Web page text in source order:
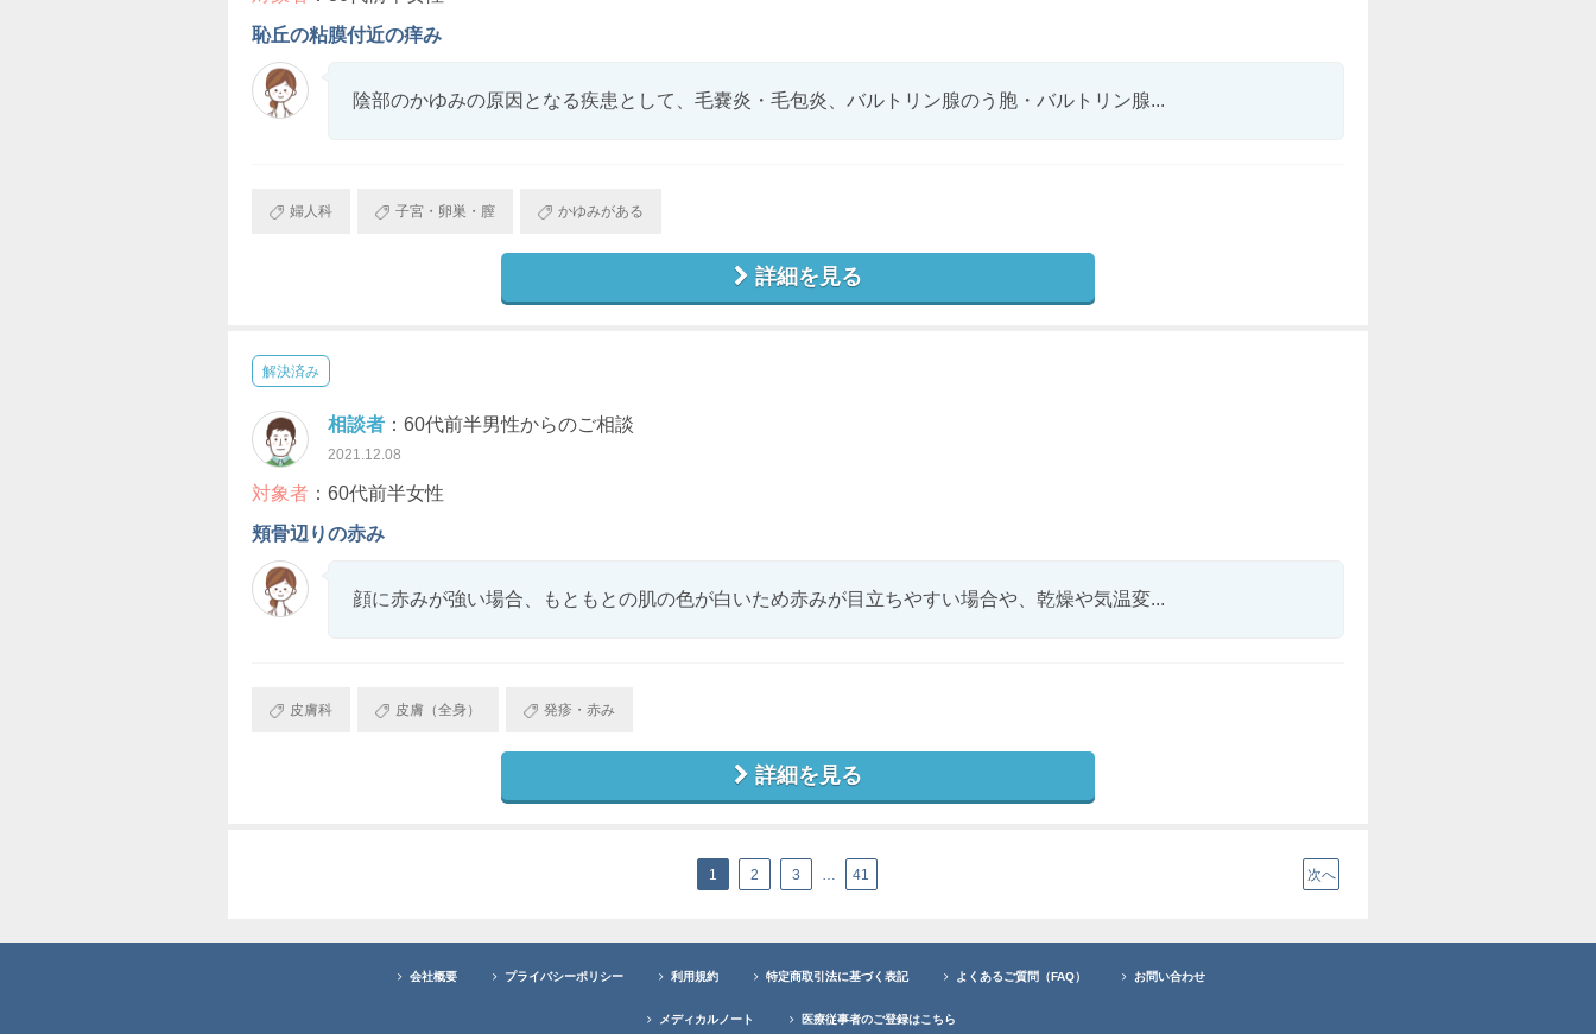
恥丘の粘膜付近の痒み
陰部のかゆみの原因となる疾患として、毛嚢炎・毛包炎、バルトリン腺のう胞・バルトリン腺...
婦人科 子宮・卵巣・膣 かゆみがある
詳細を見る
解決済み
相談者 ：60代前半男性からのご相談
2021.12.08
対象者 ：60代前半女性
頬骨辺りの赤み
顔に赤みが強い場合、もともとの肌の色が白いため赤みが目立ちやすい場合や、乾燥や気温変...
皮膚科 皮膚（全身） 発疹・赤み
詳細を見る
次へ
1 2 3 41
会社概要 プライバシーポリシー 利用規約 特定商取引法に基づく表記 よくあるご質問（FAQ） お問い合わせ
メディカルノート 医療従事者のご登録はこちら